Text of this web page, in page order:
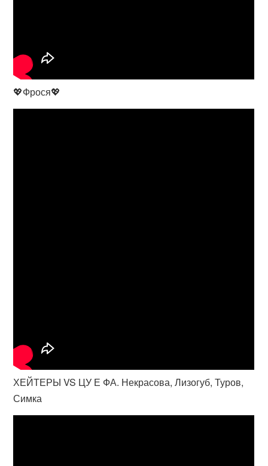
💖Фрося💖
ХЕЙТЕРЫ VS ЦУ Е ФА. Некрасова, Лизогуб, Туров,
Симка